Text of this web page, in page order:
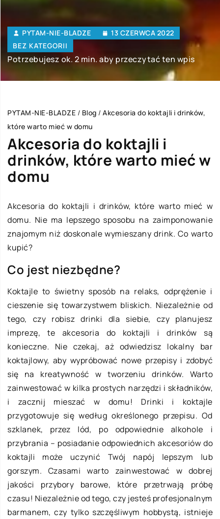
PYTAM-NIE-BLADZE
13 CZERWCA 2022
BEZ KATEGORII
Potrzebujesz ok. 2 min. aby przeczytać ten wpis
PYTAM-NIE-BLADZE / Blog / Akcesoria do koktajli i drinków,
które warto mieć w domu
Akcesoria do koktajli i
drinków, które warto mieć w
domu
Akcesoria do koktajli i drinków, które warto mieć w
domu. Nie ma lepszego sposobu na zaimponowanie
znajomym niż doskonale wymieszany drink. Co warto
kupić?
Co jest niezbędne?
Koktajle to świetny sposób na relaks, odprężenie i
cieszenie się towarzystwem bliskich. Niezależnie od
tego, czy robisz drinki dla siebie, czy planujesz
imprezę, te akcesoria do koktajli i drinków są
konieczne. Nie czekaj, aż odwiedzisz lokalny bar
koktajlowy, aby wypróbować nowe przepisy i zdobyć
się na kreatywność w tworzeniu drinków. Warto
zainwestować w kilka prostych narzędzi i składników,
i zacznij mieszać w domu! Drinki i koktajle
przygotowuje się według określonego przepisu. Od
szklanek, przez lód, po odpowiednie alkohole i
przybrania – posiadanie odpowiednich akcesoriów do
koktajli może uczynić Twój napój lepszym lub
gorszym. Czasami warto zainwestować w dobrej
jakości przybory barowe, które przetrwają próbę
czasu! Niezależnie od tego, czy jesteś profesjonalnym
barmanem, czy tylko szczęśliwym hobbystą, istnieje